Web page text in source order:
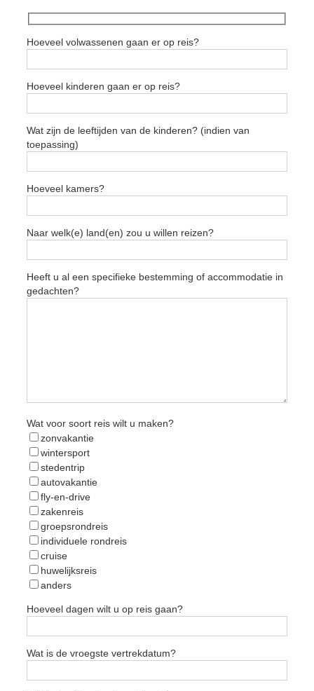
Hoeveel volwassenen gaan er op reis?
Hoeveel kinderen gaan er op reis?
Wat zijn de leeftijden van de kinderen? (indien van
toepassing)
Hoeveel kamers?
Naar welk(e) land(en) zou u willen reizen?
Heeft u al een specifieke bestemming of accommodatie in
gedachten?
Wat voor soort reis wilt u maken?
zonvakantie
wintersport
stedentrip
autovakantie
fly-en-drive
zakenreis
groepsrondreis
individuele rondreis
cruise
huwelijksreis
anders
Hoeveel dagen wilt u op reis gaan?
Wat is de vroegste vertrekdatum?